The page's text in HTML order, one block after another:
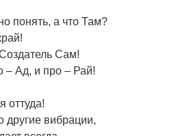
понять, а что Там?
Сам!
– Ад, и про – Рай!
оттуда!
другие вибрации,